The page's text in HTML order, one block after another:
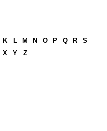
K L M N O P Q R
S
X Y Z